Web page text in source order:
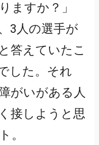
ますか？」
3人の選手が
答えていたこ
した。それ
がいがある人
接しようと思
。